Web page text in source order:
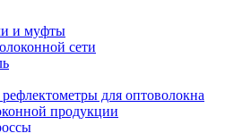
и муфты
сети
для оптоволокна
продукции